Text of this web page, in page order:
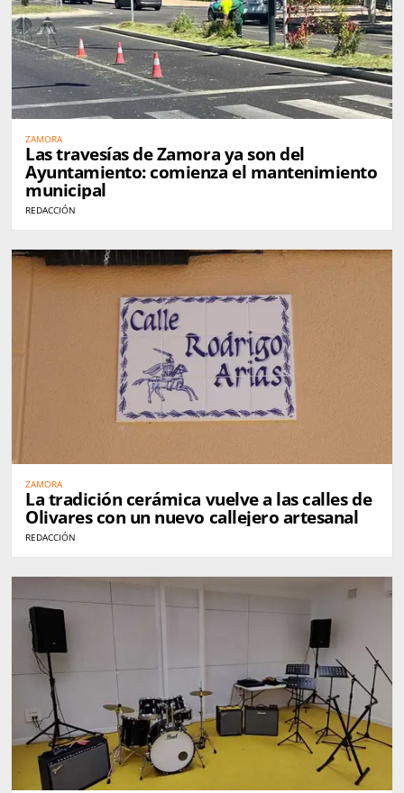
ZAMORA
Las travesías de Zamora ya son del
Ayuntamiento: comienza el mantenimiento
municipal
REDACCIÓN
ZAMORA
La tradición cerámica vuelve a las calles de
Olivares con un nuevo callejero artesanal
REDACCIÓN